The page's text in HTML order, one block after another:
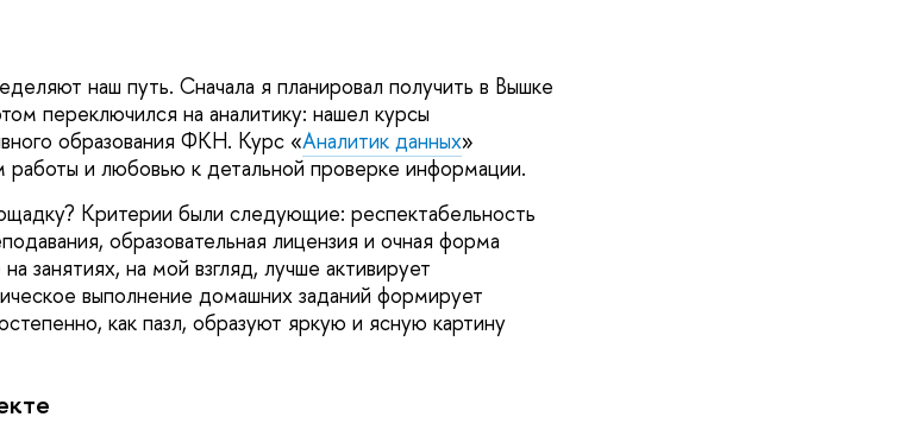
наш путь. Сначала я планировал получить в Вышке
переключился на аналитику: нашел курсы
образования ФКН. Курс «Аналитик данных»
и любовью к детальной проверке информации.
Критерии были следующие: респектабельность
образовательная лицензия и очная форма
занятиях, на мой взгляд, лучше активирует
выполнение домашних заданий формирует
как пазл, образуют яркую и ясную картину